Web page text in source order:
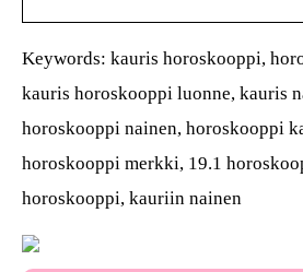
Keywords: kauris horoskooppi,
kauris horoskooppi luonne, kauris
horoskooppi nainen, horoskooppi
horoskooppi merkki, 19.1
horoskooppi, kauriin nainen